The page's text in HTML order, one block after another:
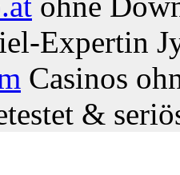
Expertin
Casinos
&